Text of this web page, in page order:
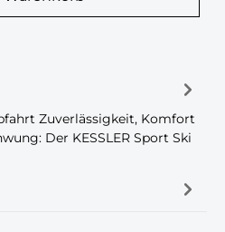
Zuverlässigkeit, Komfort
Der KESSLER Sport Ski